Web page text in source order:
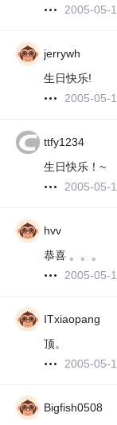
2005-05-
jerrywh
生日快乐!
2005-05-
ttfy1234
生日快乐！~
2005-05-
hvv
恭喜 。。。
2005-05-
ITxiaopang
顶。
2005-05-
Bigfish0508